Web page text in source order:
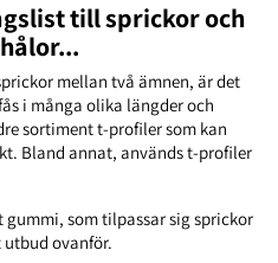
till sprickor och
mellan två ämnen, är det
i många olika längder och
sortiment t-profiler som kan
Bland annat, används t-profiler
som tilpassar sig sprickor
utbud ovanför.